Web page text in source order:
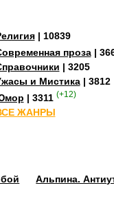
| 10839
проза|
| 3205
и Мистика| 3812
| 3311 (+12)
ЖАНРЫ
Альпина.